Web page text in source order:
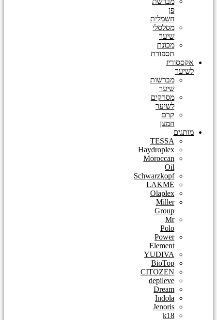
פן
חשמלית
מסלסלי
שיער
מכונת
תספורת
אקססוריז
לשיער
מברשות
שיער
מסרקים
לשיער
קרם
חמצן
מותגים
TESSA
Haydroplex
Moroccan
Oil
Schwarzkopf
LAKMĒ
Olaplex
Miller
Group
Mr
Polo
Power
Element
YUDIVA
BioTop
CITOZEN
depileve
Dream
Indola
Jenoris
k18